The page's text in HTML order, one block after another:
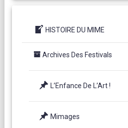
HISTOIRE DU MIME
Archives Des Festivals
L’Enfance De L’Art !
Mimages